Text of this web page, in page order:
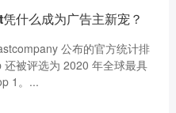
什么成为广告主新宠？
公布的官方统计排
还被评选为 2020 年全球最具
1。...